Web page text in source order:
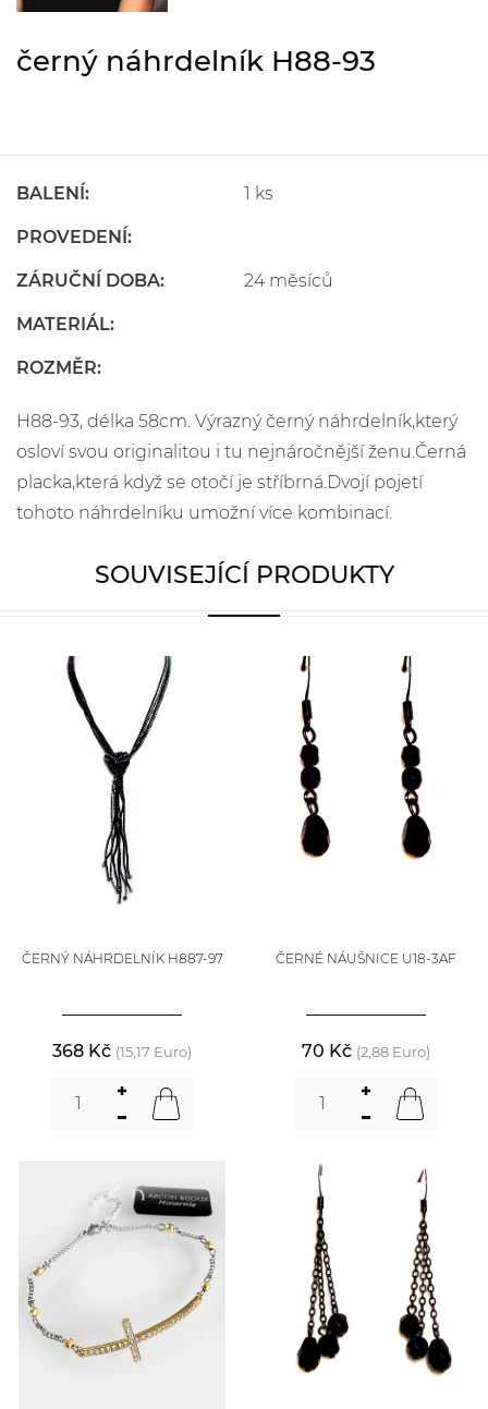
černý náhrdelník H88-93
BALENÍ: 1 ks
PROVEDENÍ:
ZÁRUČNÍ DOBA: 24 měsíců
MATERIÁL:
ROZMĚR:
H88-93, délka 58cm. Výrazný černý náhrdelník,který
osloví svou originalitou i tu nejnáročnější ženu.Černá
placka,která když se otočí je stříbrná.Dvojí pojetí
tohoto náhrdelníku umožní více kombinací.
SOUVISEJÍCÍ PRODUKTY
ČERNÝ NÁHRDELNÍK H887-97
368 Kč (15,17 Euro)
ČERNÉ NÁUŠNICE U18-3AF
70 Kč (2,88 Euro)